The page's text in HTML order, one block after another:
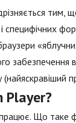
тим,
специфічних
забезпечення
Player?
працює. Що